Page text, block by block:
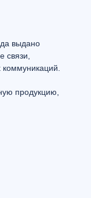
выдано
связи,
продукцию,